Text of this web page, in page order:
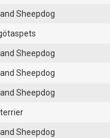
Sheepdog
Sheepdog
Sheepdog
Sheepdog
Sheepdog